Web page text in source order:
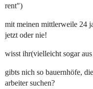
rent")
mit meinen mittlerweile 24
jetzt oder nie!
wisst ihr(vielleicht sogar
gibts nich so bauernhöfe,
arbeiter suchen?